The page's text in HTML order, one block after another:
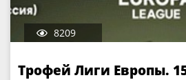
8209
Трофей Лиги Европы.